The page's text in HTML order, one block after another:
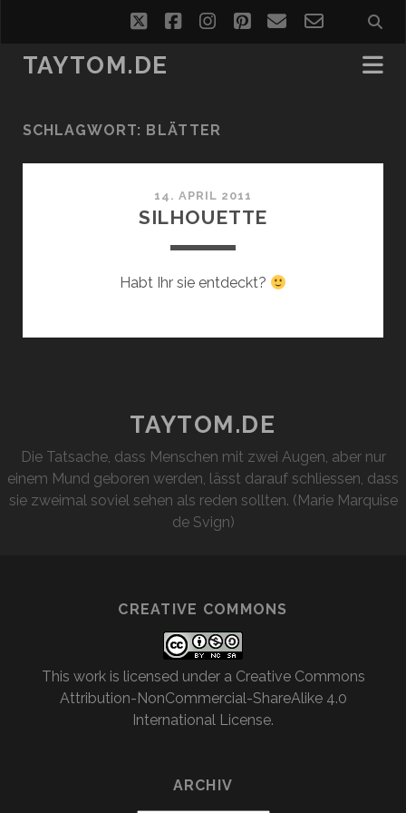
twitterfacebookinstagram
pinterest
emailemail-
form
TAYTOM.DE
SCHLAGWORT: BLÄTTER
14. APRIL 2011
SILHOUETTE
Habt Ihr sie entdeckt?
TAYTOM.DE
Die Tatsache, dass Menschen mit zwei Augen, aber nur
einem Mund geboren werden, lässt darauf schliessen, dass
sie zweimal soviel sehen als reden sollten. (Marie Marquise
de Svign)
CREATIVE COMMONS
This work is licensed under a Creative Commons
Attribution-NonCommercial-ShareAlike 4.0
International License.
ARCHIV